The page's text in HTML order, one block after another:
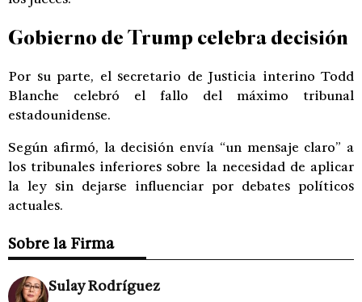
Gobierno de Trump celebra decisión
Por su parte, el secretario de Justicia interino Todd
Blanche celebró el fallo del máximo tribunal
estadounidense.
Según afirmó, la decisión envía “un mensaje claro” a
los tribunales inferiores sobre la necesidad de aplicar
la ley sin dejarse influenciar por debates políticos
actuales.
Sobre la Firma
Sulay Rodríguez